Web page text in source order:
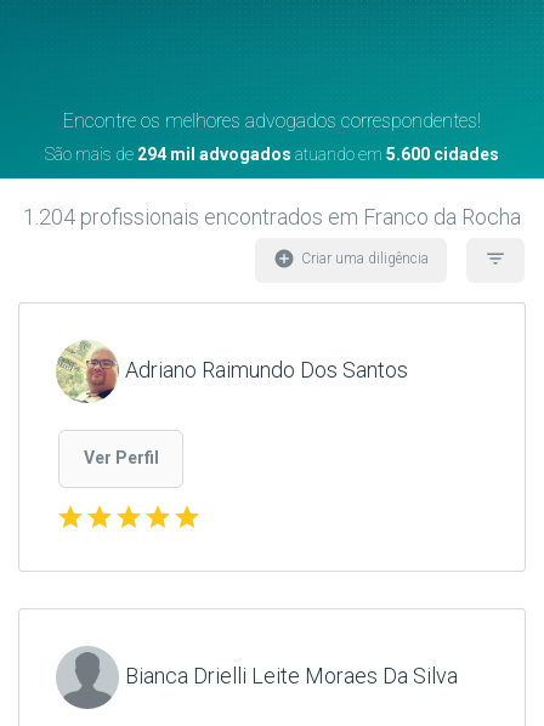
Encontre os melhores advogados correspondentes!
São mais de 294 mil advogados atuando em 5.600 cidades
1.204 profissionais encontrados em Franco da Rocha
filter_list
add_circle Criar uma diligência
Adriano Raimundo Dos Santos
Ver Perfil
starstarstarstarstar
Bianca Drielli Leite Moraes Da Silva